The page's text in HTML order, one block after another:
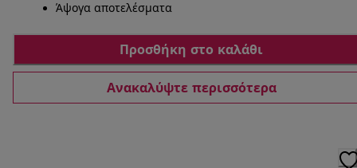
Άψογα αποτελέσματα
Προσθήκη στο καλάθι
Ανακαλύψτε περισσότερα